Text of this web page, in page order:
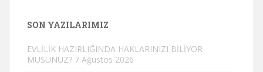
SON YAZILARIMIZ
EVLİLİK HAZIRLIĞINDA HAKLARINIZI BİLİYOR
MUSUNUZ? 7 Ağustos 2026